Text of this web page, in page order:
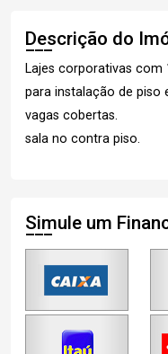
Descrição do
Lajes corporativas com
para instalação de piso
vagas cobertas.
sala no contra piso.
Simule um